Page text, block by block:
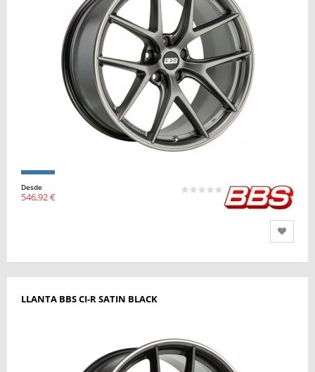
Desde
546,92 €
LLANTA BBS CI-R SATIN BLACK